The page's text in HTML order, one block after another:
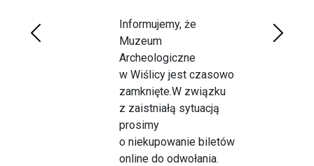
Informujemy, że
Muzeum
Archeologiczne
w Wiślicy jest czasowo
zamknięte.W związku
z zaistniałą sytuacją
prosimy
o niekupowanie biletów
online do odwołania.
Poprzednie Dalej